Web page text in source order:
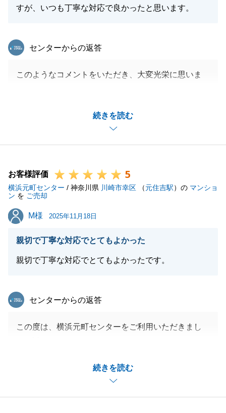
すが、いつも丁寧な対応で良かったと思います。
続きを読む
東急リバブル
センターからの返答
このようなコメントをいただき、大変光栄に思いま
すが、「いつも丁寧な対応で良かった」と感じていた
だけたこと、心から嬉しく思います。
お客様に寄り添い、安心感を持って手続きを進めてい
今後も変わらぬ丁寧な対応を心がけてまいりますの
で、また不動産のことでお困りの際は、ぜひご相談く
ださい。引き続きよろしくお願い申し上げます。
閉じる
お客様評価 5
横浜元町センター / 神奈川県 川崎市幸区 （元住吉駅）の マンショ
ン を ご売却
M様
M様 2025年11月18日
親切で丁寧な対応でとてもよかった
親切で丁寧な対応でとてもよかったです。
続きを読む
東急リバブル
センターからの返答
この度は、横浜元町センターをご利用いただきまし
伝いでき、_またお役にたてたこと大変光栄でござい
販売活動中にはご自宅に何度も訪問させていただきま